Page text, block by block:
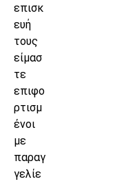
επισκ
ευή
τους
είμασ
τε
επιφο
ρτισμ
ένοι
με
παραγ
γελίε